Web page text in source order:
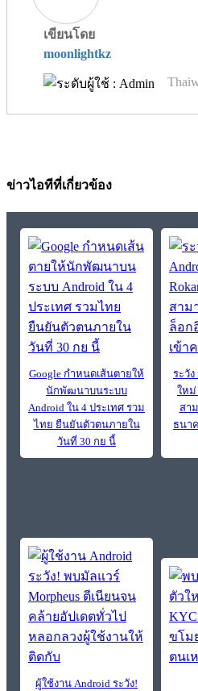
เขียนโดย
moonlightkz
ข่าวไอทีที่เกี่ยวข้อง
Google กำหนดเส้นตายให้
นักพัฒนาบนระบบ
Android ใน 4 ประเทศ รวม
ไทย ยืนยันตัวตนภายใน
วันที่ 30 กย นี้
ระวั
ใหม่
สา
ธนา
ผู้ใช้งาน Android ระวัง!